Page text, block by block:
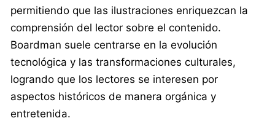
permitiendo que las ilustraciones enriquezcan la
comprensión del lector sobre el contenido.
Boardman suele centrarse en la evolución
tecnológica y las transformaciones culturales,
logrando que los lectores se interesen por
aspectos históricos de manera orgánica y
entretenida.